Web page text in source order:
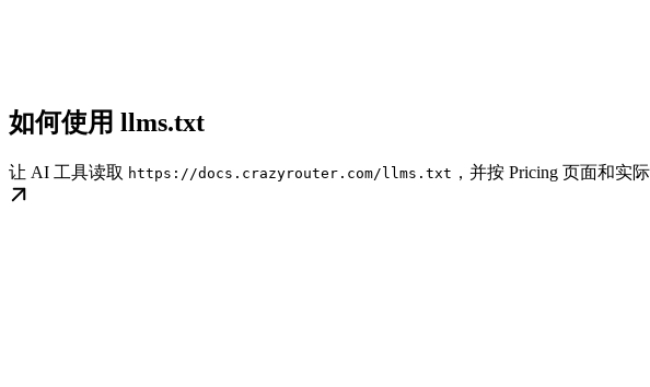
如何使用 llms.txt
让 AI 工具读取 https://docs.crazyrouter.com/llms.txt ，并按 Pricing 页面和实